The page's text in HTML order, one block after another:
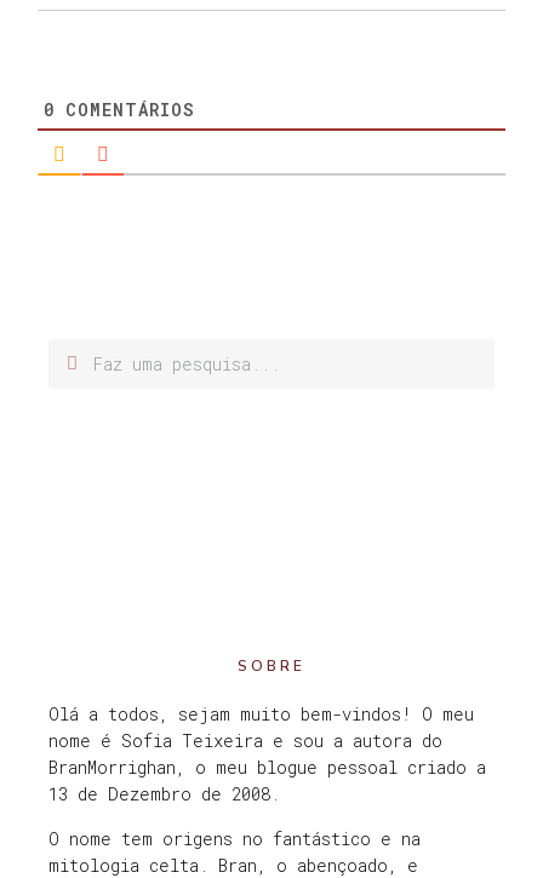
0 COMENTÁRIOS
SOBRE
Olá a todos, sejam muito bem-vindos! O meu
nome é Sofia Teixeira e sou a autora do
BranMorrighan, o meu blogue pessoal criado a
13 de Dezembro de 2008.
O nome tem origens no fantástico e na
mitologia celta. Bran, o abençoado, e